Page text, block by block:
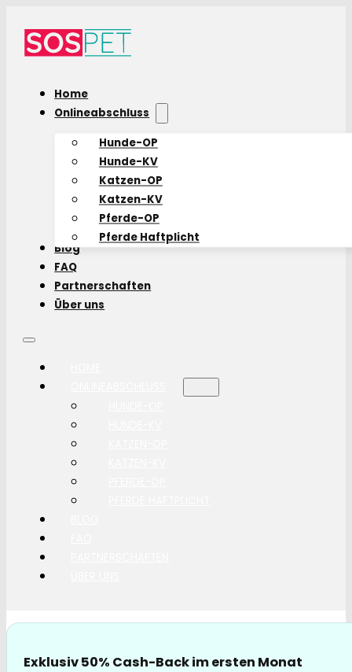
Home
Onlineabschluss
Hunde-OP
Hunde-KV
Katzen-OP
Katzen-KV
Pferde-OP
Pferde Haftplicht
Blog
FAQ
Partnerschaften
Über uns
Exklusiv 50% Cash-Back im ersten Monat